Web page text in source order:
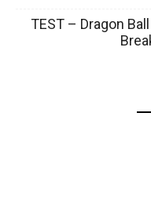
TEST – Dragon